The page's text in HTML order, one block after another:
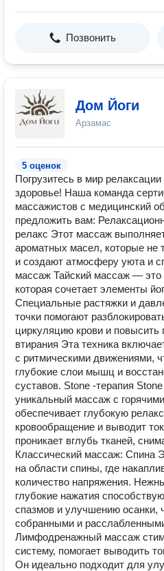
Позвонить
Дом Йоги
Арзамас
5 оценок
Погрузитесь в мир
здоровье! Наша команда
массажистов с медицинский
предложить вам:
релакс Этот массаж
ароматных масел, которые не
и создают атмосферу уюта и
массаж Тайский массаж — это
которая сочетает элементы
Специальные растяжки и
точки помогают
циркуляцию крови и повысить
втирания Эта техника
с ритмическими движениями,
глубокие слои мышц и
суставов. Stone -терапия
уникальный массаж с
обеспечивает глубокую
кровообращение и выводит
проникает вглубь тканей,
Классический массаж: Спина
на области спины, где
количество напряжения.
глубокие нажатия
спазмов и улучшению осанки,
собранными и
Лимфодренажный массаж
систему, помогает выводить
Он идеально подходит для